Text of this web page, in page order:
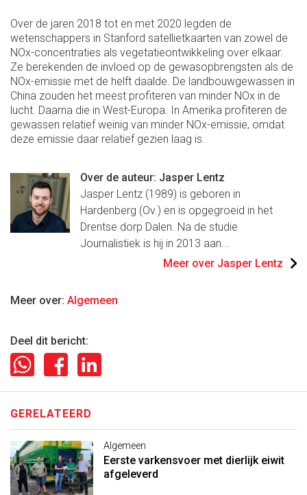
Over de jaren 2018 tot en met 2020 legden de
wetenschappers in Stanford satellietkaarten van zowel de
NOx-concentraties als vegetatieontwikkeling over elkaar.
Ze berekenden de invloed op de gewasopbrengsten als de
NOx-emissie met de helft daalde. De landbouwgewassen in
China zouden het meest profiteren van minder NOx in de
lucht. Daarna die in West-Europa. In Amerika profiteren de
gewassen relatief weinig van minder NOx-emissie, omdat
deze emissie daar relatief gezien laag is.
Over de auteur: Jasper Lentz
Jasper Lentz (1989) is geboren in
Hardenberg (Ov.) en is opgegroeid in het
Drentse dorp Dalen. Na de studie
Journalistiek is hij in 2013 aan...
Meer over Jasper Lentz
Meer over: Algemeen
Deel dit bericht:
GERELATEERD
Algemeen
Eerste varkensvoer met dierlijk eiwit
afgeleverd